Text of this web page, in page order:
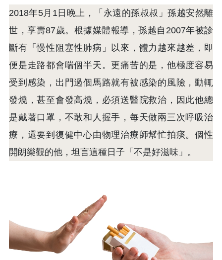
2018年5月1日晚上，「永遠的孫叔叔」孫越安然離
世，享壽87歲。根據媒體報導，孫越自2007年被診
斷有「慢性阻塞性肺病」以來，體力越來越差，即
便是走路都會喘個半天。更痛苦的是，他極度容易
受到感染，出門過個馬路就有被感染的風險，動輒
發燒，甚至會發高燒，必須送醫院救治，因此他總
是戴著口罩，不敢和人握手，每天做兩三次呼吸治
療，還要到復健中心由物理治療師幫忙拍痰。個性
開朗樂觀的他，坦言這種日子「不是好滋味」。